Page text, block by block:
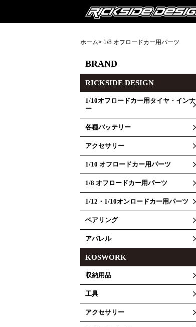
ホーム> 1/8 オフロードカー用パーツ
BRAND
RICKSIDE DESIGN
1/10オフロードカー用タイヤ・インナ
ー
各種バッテリー
アクセサリー
1/10 オフロードカー用パーツ
1/8 オフロードカー用パーツ
1/12・1/10オンロードカー用パーツ
ベアリング
アパレル
KOSWORK
収納用品
工具
アクセサリー